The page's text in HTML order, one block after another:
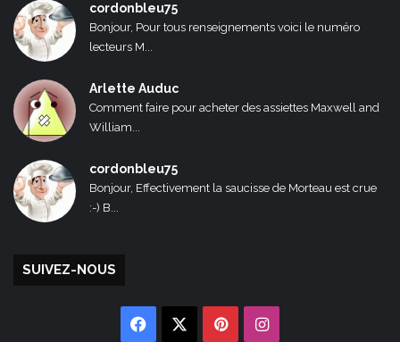
cordonbleu75
Bonjour, Pour tous renseignements voici le numéro
lecteurs M...
Arlette Auduc
Comment faire pour acheter des assiettes Maxwell and
William...
cordonbleu75
Bonjour, Effectivement la saucisse de Morteau est crue
:-) B...
SUIVEZ-NOUS
Facebook PinterestInstagram